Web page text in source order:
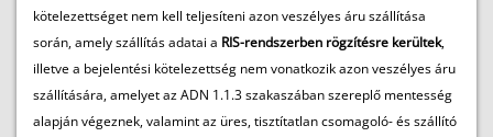
kötelezettséget nem kell teljesíteni azon veszélyes áru szállítása
során, amely szállítás adatai a RIS-rendszerben rögzítésre kerültek,
illetve a bejelentési kötelezettség nem vonatkozik azon veszélyes áru
szállítására, amelyet az ADN 1.1.3 szakaszában szereplő mentesség
alapján végeznek, valamint az üres, tisztítatlan csomagoló- és szállító